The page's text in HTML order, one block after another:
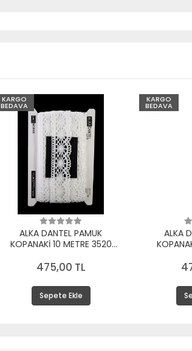
KARGO
BEDAVA
ALKA DANTEL PAMUK
KOPANAKİ 10 METRE 3520
475,00 TL
Sepete Ekle
KARGO
BEDAVA
ALKA